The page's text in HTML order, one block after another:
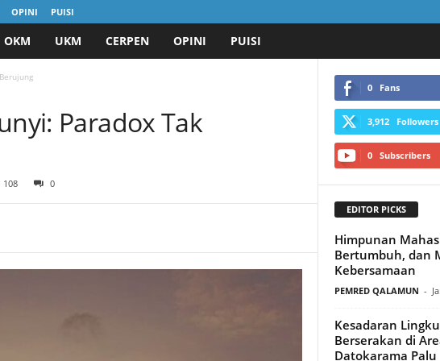
OPINI PUISI
OKM UKM CERPEN OPINI PUISI
Paradox Tak
108 0
0 Fans
3,912 Followers
0 Subscribers
EDITOR PICKS
Himpunan
Bertumbuh, dan
Kebersamaan
PEMRED QALAMUN -
Kesadaran
Berserakan di
Datokarama Palu